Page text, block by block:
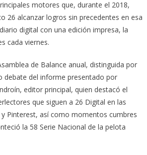
motores que, durante el 2018,
26 alcanzar logros sin precedentes en esa
digital con una edición impresa, la
cada viernes.
de Balance anual, distinguida por
debate del informe presentado por
editor principal, quien destacó el
que siguen a 26 Digital en las
Pinterest, así como momentos cumbres
la 58 Serie Nacional de la pelota